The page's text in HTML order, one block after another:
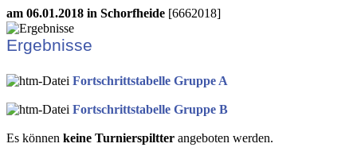
am 06.01.2018 in Schorfheide [6662018]
Ergebnisse
Fortschrittstabelle Gruppe A
Fortschrittstabelle Gruppe B
Es können keine Turnierspiltter angeboten werden.